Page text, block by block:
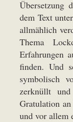
Übersetzung
dem Text
allmählich
Thema
Erfahrungen
finden. Und
symbolisch
zerknüllt
Gratulation
und vor allem